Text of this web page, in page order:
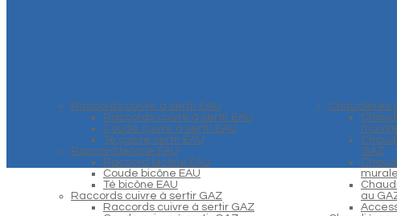
Raccords cuivre à sertir EAU
Raccords cuivre à sertir EAU
Coude cuivre à sertir EAU
Té cuivre sertir EAU
Raccord bicone EAU
Raccord bicône EAU
Coude bicône EAU
Té bicône EAU
Raccords cuivre à sertir GAZ
Raccords cuivre à sertir GAZ
Chaudières
GAZ
au